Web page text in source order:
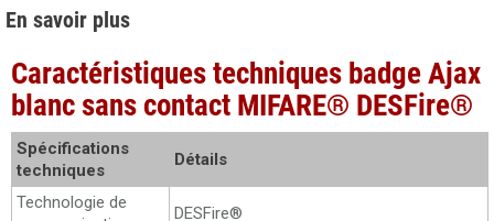
En savoir plus
Caractéristiques techniques badge Ajax
blanc sans contact MIFARE® DESFire®
Spécifications
techniques
Détails
Technologie de
DESFire®